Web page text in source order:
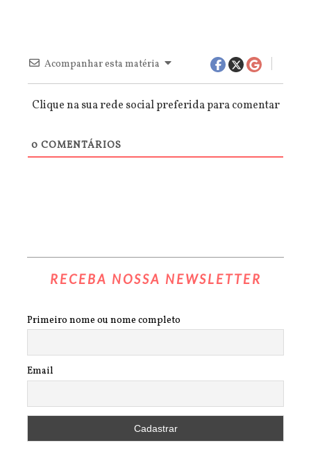
Acompanhar esta matéria
Clique na sua rede social preferida para comentar
0 COMENTÁRIOS
RECEBA NOSSA NEWSLETTER
Primeiro nome ou nome completo
Email